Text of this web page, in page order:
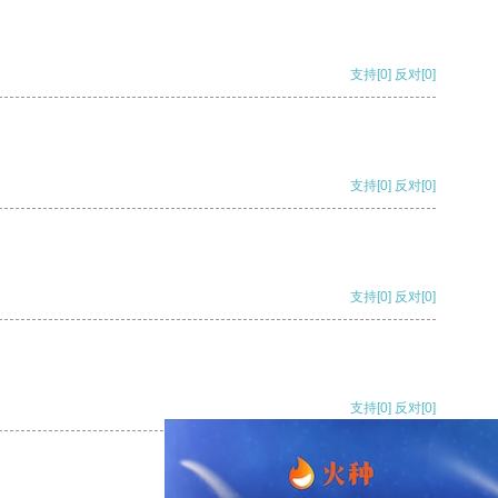
支持[0] 反对[0]
支持[0] 反对[0]
支持[0] 反对[0]
支持[0] 反对[0]